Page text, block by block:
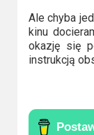
Ale chyba
kinu
okazję się
instrukcją